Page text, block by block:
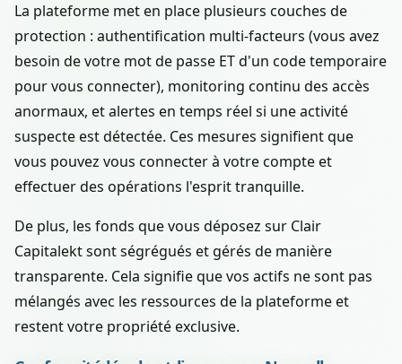
La plateforme met en place plusieurs couches de
protection : authentification multi-facteurs (vous avez
besoin de votre mot de passe ET d'un code temporaire
pour vous connecter), monitoring continu des accès
anormaux, et alertes en temps réel si une activité
suspecte est détectée. Ces mesures signifient que
vous pouvez vous connecter à votre compte et
effectuer des opérations l'esprit tranquille.
De plus, les fonds que vous déposez sur Clair
Capitalekt sont ségrégués et gérés de manière
transparente. Cela signifie que vos actifs ne sont pas
mélangés avec les ressources de la plateforme et
restent votre propriété exclusive.